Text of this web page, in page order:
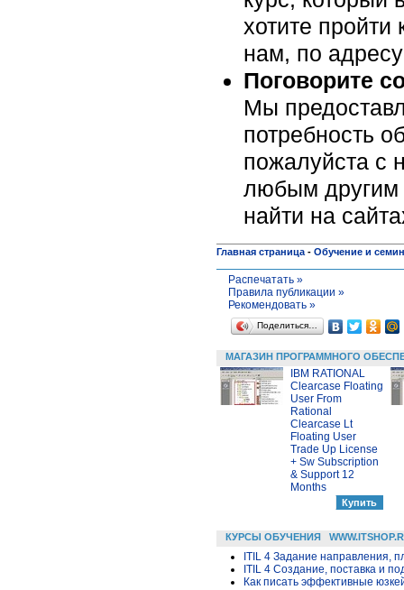
хотите
нам, по
Поговорите
Мы
потребность
пожалуйста c
любым другим
найти на
Главная страница - Обучение и
Распечатать »
Правила публикации »
Рекомендовать »
Поделиться…
МАГАЗИН ПРОГРАММНОГО
IBM RATIONAL
Clearcase Floating
User From
Rational
Clearcase Lt
Floating User
Trade Up License
+ Sw Subscription
& Support 12
Months
КУРСЫ ОБУЧЕНИЯ
ITIL 4 Задание направления,
ITIL 4 Создание, поставка и
Как писать эффективные